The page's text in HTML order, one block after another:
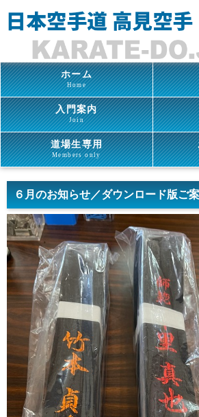
ホーム
Home
入門案内
Join
道場生専用
Members only
６月のお知らせ／ダウンロード版ご